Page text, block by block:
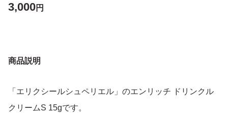
3,000円
商品説明
「エリクシールシュペリエル」のエンリッチ ドリンクル
クリームS 15gです。